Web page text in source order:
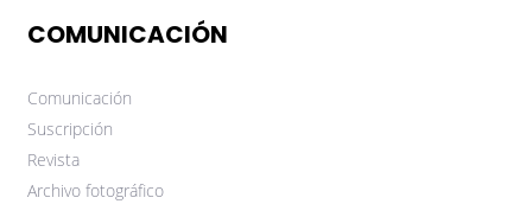
COMUNICACIÓN
Comunicación
Suscripción
Revista
Archivo fotográfico